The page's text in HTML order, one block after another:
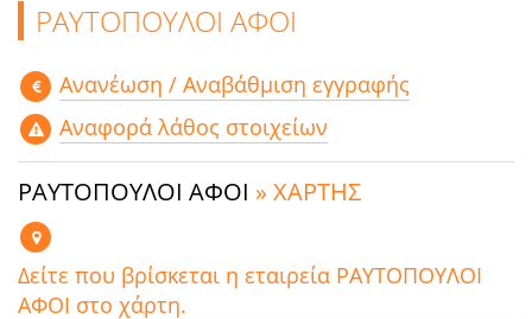
ΡΑΥΤΟΠΟΥΛΟΙ ΑΦΟΙ
Aνανέωση / Αναβάθμιση εγγραφής
Αναφορά λάθος στοιχείων
ΡΑΥΤΟΠΟΥΛΟΙ ΑΦΟΙ » ΧΑΡΤΗΣ
Δείτε που βρίσκεται η εταιρεία ΡΑΥΤΟΠΟΥΛΟΙ
ΑΦΟΙ στο χάρτη.